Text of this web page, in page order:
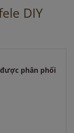
cách đây 15
cách đây 3 giờ
DIY
phân phối